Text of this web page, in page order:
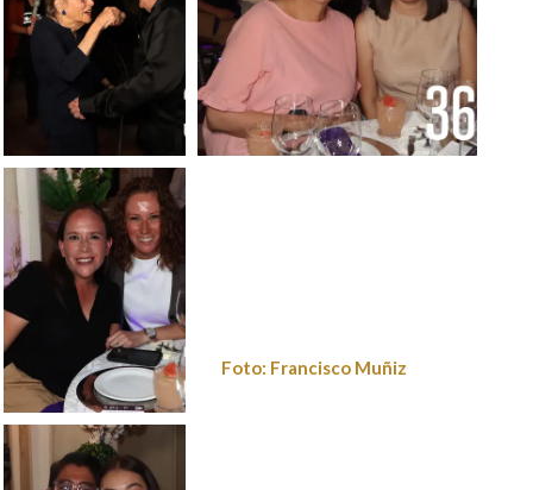
Foto: Francisco
Muñiz
Foto: Francisco
Muñiz
Foto: Francisco Muñiz